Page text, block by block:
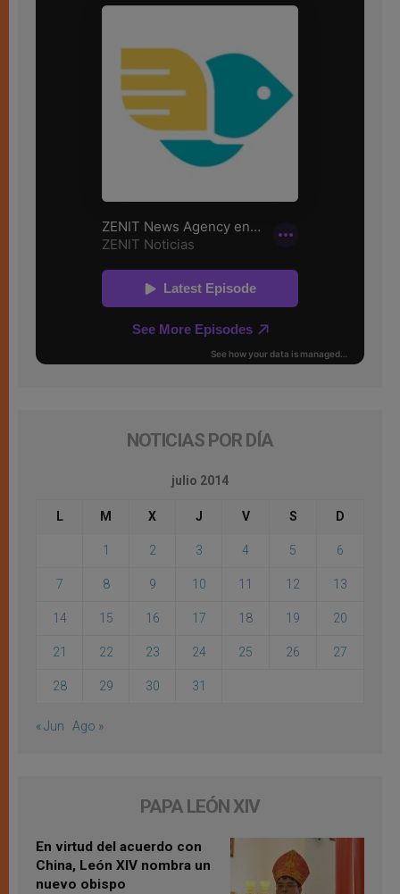
NOTICIAS POR DÍA
julio 2014
L M X J V S D
1 2 3 4 5 6
7 8 9 10 11 12 13
14 15 16 17 18 19 20
21 22 23 24 25 26 27
28 29 30 31
« Jun Ago »
PAPA LEÓN XIV
En virtud del acuerdo con
China, León XIV nombra un
nuevo obispo